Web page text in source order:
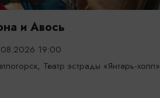
и Авось
19:00
Театр эстрады «Янтарь-холл»